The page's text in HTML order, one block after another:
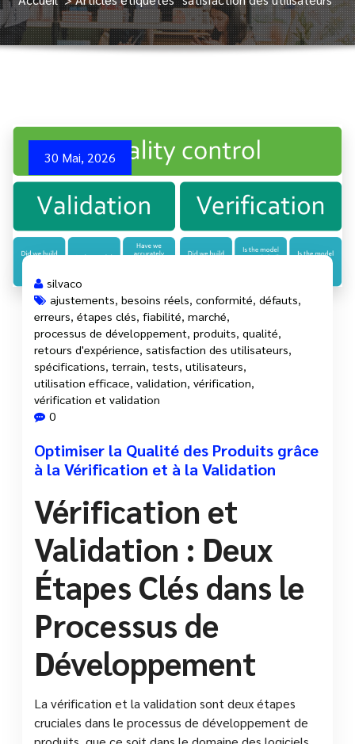
30 Mai, 2026
silvaco
ajustements, besoins réels, conformité, défauts,
erreurs, étapes clés, fiabilité, marché,
processus de développement, produits, qualité,
retours d'expérience, satisfaction des utilisateurs,
spécifications, terrain, tests, utilisateurs,
utilisation efficace, validation, vérification,
vérification et validation
0
Optimiser la Qualité des Produits grâce
à la Vérification et à la Validation
Vérification et
Validation : Deux
Étapes Clés dans le
Processus de
Développement
La vérification et la validation sont deux étapes
cruciales dans le processus de développement de